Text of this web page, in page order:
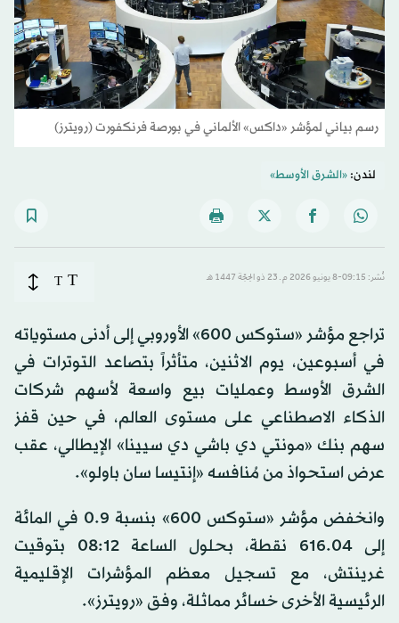
رسم بياني لمؤشر «داكس» الألماني في بورصة فرنكفورت (رويترز)
لندن:«الشرق الأوسط»
نُشر: 09:15-8 يونيو 2026 م ـ 23 ذو الحِجّة 1447 هـ T
T
تراجع مؤشر «ستوكس 600» الأوروبي إلى أدنى مستوياته
في أسبوعين، يوم الاثنين، متأثراً بتصاعد التوترات في
الشرق الأوسط وعمليات بيع واسعة لأسهم شركات
الذكاء الاصطناعي على مستوى العالم، في حين قفز
سهم بنك «مونتي دي باشي دي سيينا» الإيطالي، عقب
عرض استحواذ من مُنافسه «إنتيسا سان باولو».
وانخفض مؤشر «ستوكس 600» بنسبة 0.9 في المائة
إلى 616.04 نقطة، بحلول الساعة 08:12 بتوقيت
غرينتش، مع تسجيل معظم المؤشرات الإقليمية
الرئيسية الأخرى خسائر مماثلة، وفق «رويترز».